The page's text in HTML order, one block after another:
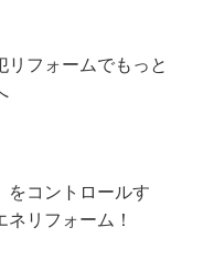
リフォームでもっと
をコントロールす
ネリフォーム！